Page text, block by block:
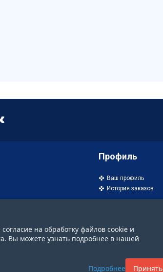
Профиль
Ваш профиль
История заказов
на обработку файлов cookie и
Вы можете узнать подробнее в нашей
Подробнее Принять